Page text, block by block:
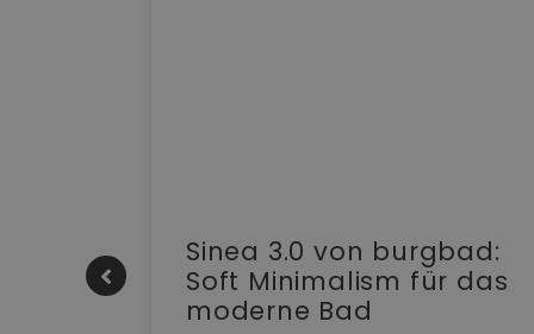
Sinea 3.0 von burgbad:
Soft Minimalism für das
moderne Bad